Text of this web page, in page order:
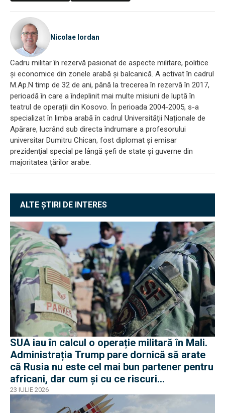
Nicolae Iordan
Cadru militar în rezervă pasionat de aspecte militare, politice
și economice din zonele arabă și balcanică. A activat în cadrul
M.Ap.N timp de 32 de ani, până la trecerea în rezervă în 2017,
perioadă în care a îndeplinit mai multe misiuni de luptă în
teatrul de operații din Kosovo. În perioada 2004-2005, s-a
specializat în limba arabă în cadrul Universității Naționale de
Apărare, lucrând sub directa îndrumare a profesorului
universitar Dumitru Chican, fost diplomat și emisar
prezidenţial special pe lângă şefi de state şi guverne din
majoritatea ţărilor arabe.
ALTE ȘTIRI DE INTERES
SUA iau în calcul o operație militară în Mali.
Administrația Trump pare dornică să arate
că Rusia nu este cel mai bun partener pentru
africani, dar cum și cu ce riscuri
operaționale?
23 IULIE 2026